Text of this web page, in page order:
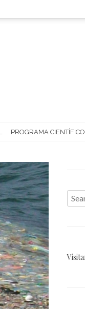
PROGRAMA CIENTÍFICO
for: